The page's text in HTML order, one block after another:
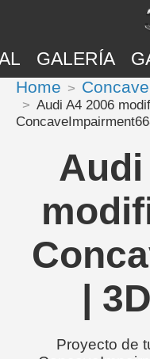
GALERÍA
Home
Audi A4 2006
Audi
|
Proyecto de